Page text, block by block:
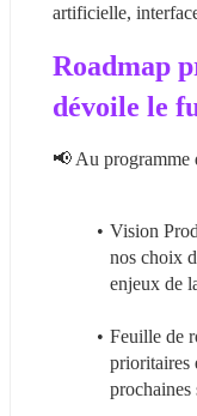
artificielle,
Roadmap
dévoile le
📢 Au programme
Vision
nos choix
enjeux de
Feuille de
prioritaires
prochaines